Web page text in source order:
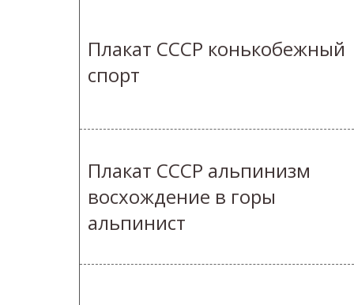
Плакат СССР конькобежный
спорт
Плакат СССР альпинизм
восхождение в горы
альпинист